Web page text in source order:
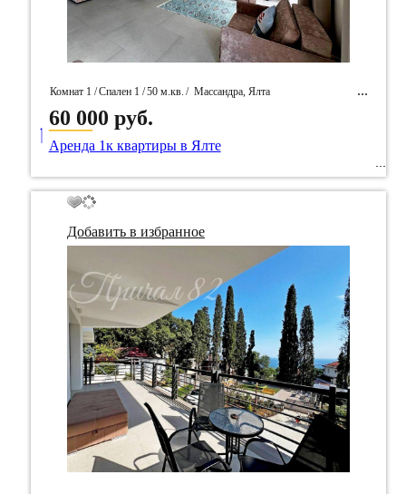
Комнат 1 /Спален 1 /50 м.кв. / Массандра, Ялта
/ Идентификатор собственность 92159
60 000 руб.
____
Аренда 1к квартиры в Ялте
Добавить в избранное